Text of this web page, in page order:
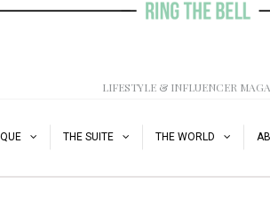
LIFESTYLE & INFLUENCER
THE SUITE THE WORLD